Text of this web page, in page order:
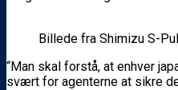
Billede fra Shimizu S-
“Man skal forstå, at enhver
svært for agenterne at sikre